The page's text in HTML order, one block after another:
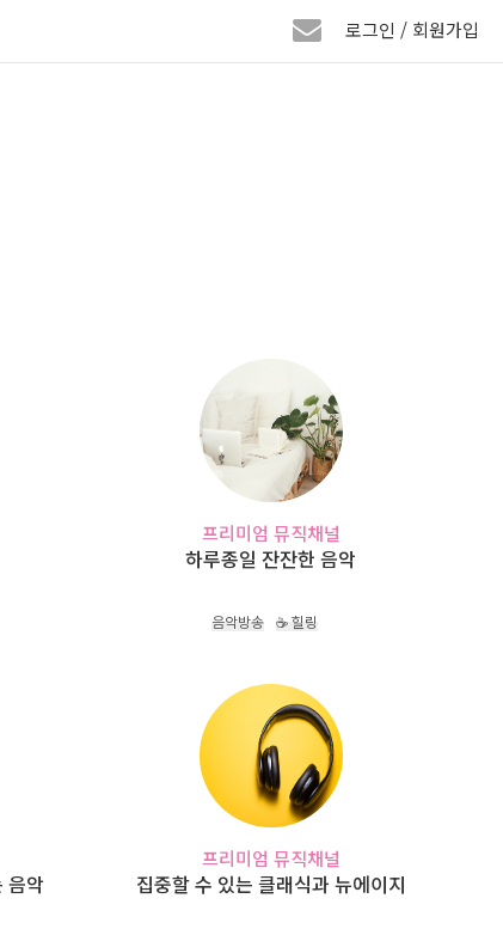
로그인 / 회원가입
프리미엄 뮤직채널
하루종일 잔잔한 음악
음악방송 ☕ 힐링
음악
프리미엄 뮤직채널
집중할 수 있는 클래식과 뉴에이지